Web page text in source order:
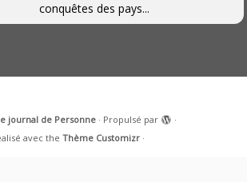
conquêtes des pays...
journal de Personne· Propulsé par
·
avec theThème Customizr ·